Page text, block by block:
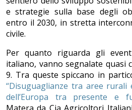
e strategie sulla base degli
entro il 2030, in stretta
civile.
Per quanto riguarda gli
italiano, vanno segnalate quasi
9. Tra queste spiccano in
“Disuguaglianze tra aree
dell’Europa tra presente e